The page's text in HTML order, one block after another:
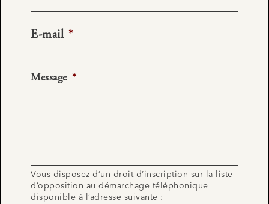
E-mail *
Message *
Vous disposez d’un droit d’inscription sur la liste
d’opposition au démarchage téléphonique
disponible à l’adresse suivante :